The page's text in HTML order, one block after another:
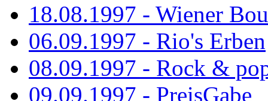
18.08.1997 - Wiener
06.09.1997 - Rio's Erben
08.09.1997 - Rock &
09.09.1997 - PreisGabe